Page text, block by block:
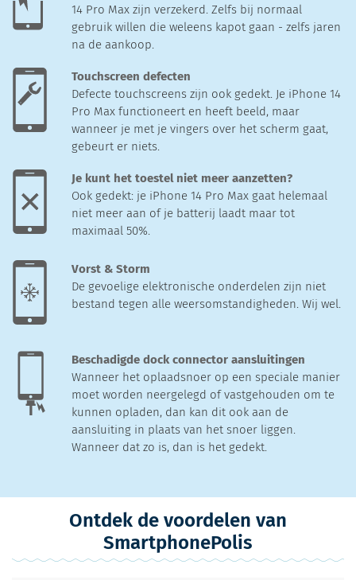
14 Pro Max zijn verzekerd. Zelfs bij normaal
gebruik willen die weleens kapot gaan - zelfs jaren
na de aankoop.
Touchscreen defecten
Defecte touchscreens zijn ook gedekt. Je iPhone 14
Pro Max functioneert en heeft beeld, maar
wanneer je met je vingers over het scherm gaat,
gebeurt er niets.
Je kunt het toestel niet meer aanzetten?
Ook gedekt: je iPhone 14 Pro Max gaat helemaal
niet meer aan of je batterij laadt maar tot
maximaal 50%.
Vorst & Storm
De gevoelige elektronische onderdelen zijn niet
bestand tegen alle weersomstandigheden. Wij wel.
Beschadigde dock connector aansluitingen
Wanneer het oplaadsnoer op een speciale manier
moet worden neergelegd of vastgehouden om te
kunnen opladen, dan kan dit ook aan de
aansluiting in plaats van het snoer liggen.
Wanneer dat zo is, dan is het gedekt.
Ontdek de voordelen van
SmartphonePolis